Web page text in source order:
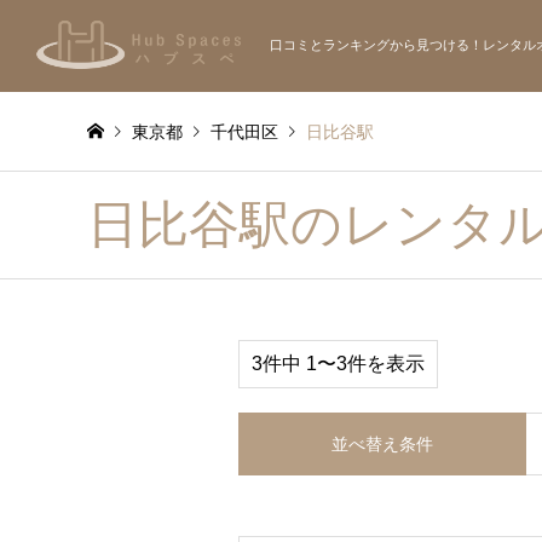
口コミとランキングから見つける！レンタル
東京都 千代田区 日比谷駅
日比谷駅のレンタ
3件中 1〜3件を表示
並べ替え条件